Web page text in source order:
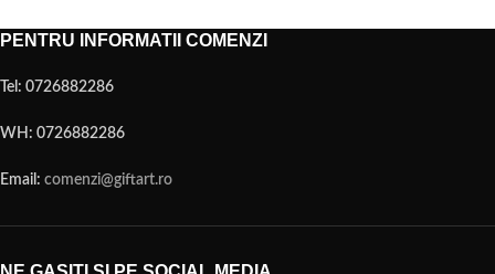
PENTRU INFORMATII COMENZI
Tel: 0726882286
WH: 0726882286
Email: comenzi@giftart.ro